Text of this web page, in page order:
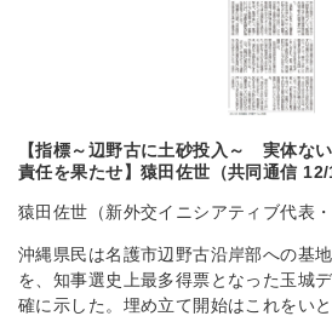
【指標～辺野古に土砂投入～ 実体な
責任を果たせ】猿田佐世（共同通信 12/
猿田佐世（新外交イニシアティブ代表・
沖縄県民は名護市辺野古沿岸部への基
を、知事選史上最多得票となった玉城
確に示した。埋め立て開始はこれをい